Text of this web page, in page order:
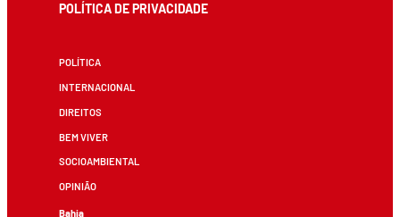
POLÍTICA DE PRIVACIDADE
POLÍTICA
INTERNACIONAL
DIREITOS
BEM VIVER
SOCIOAMBIENTAL
OPINIÃO
Bahia